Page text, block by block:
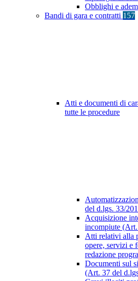
Obblighi e
Bandi di gara e contratti 157
Atti e documenti di
tutte le procedure
del d.lgs. 33/
Acquisizione
incompiute
Atti relativi alla
opere, servizi e
redazione
Documenti sul
(Art. 37 del